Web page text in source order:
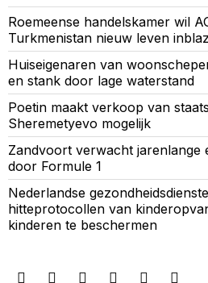
Roemeense handelskamer wil
Turkmenistan nieuw leven
Huiseigenaren van
en stank door lage waterstand
Poetin maakt verkoop van
Sheremetyevo mogelijk
Zandvoort verwacht jarenlange
door Formule 1
Nederlandse
hitteprotocollen van
kinderen te beschermen